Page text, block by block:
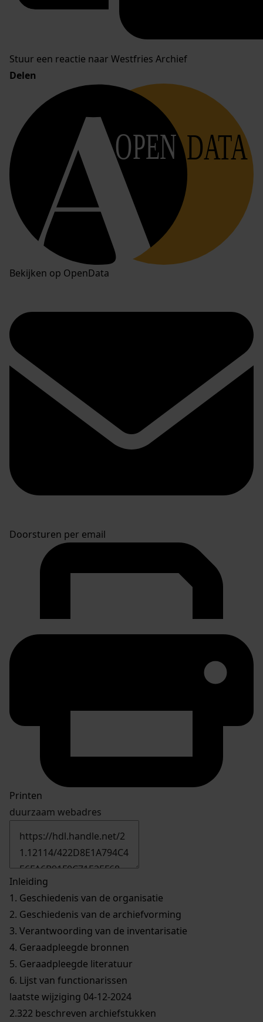
Stuur een reactie naar Westfries Archief
Delen
OPEN DATA
Bekijken op OpenData
Doorsturen per email
Printen
duurzaam webadres
Inleiding
1. Geschiedenis van de organisatie
2. Geschiedenis van de archiefvorming
3. Verantwoording van de inventarisatie
4. Geraadpleegde bronnen
5. Geraadpleegde literatuur
6. Lijst van functionarissen
laatste wijziging 04-12-2024
2.322 beschreven archiefstukken